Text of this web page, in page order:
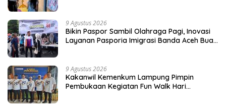
9 Agustus 2026
Bikin Paspor Sambil Olahraga Pagi, Inovasi
Layanan Pasporia Imigrasi Banda Aceh Buat
9 Agustus 2026
Kakanwil Kemenkum Lampung Pimpin
Pembukaan Kegiatan Fun Walk Hari